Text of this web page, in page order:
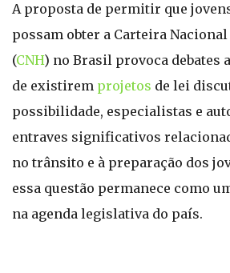
A proposta de permitir que
possam obter a Carteira
(CNH) no Brasil provoca debates
de existirem projetos de lei
possibilidade, especialistas e
entraves significativos
no trânsito e à preparação dos
essa questão permanece como
na agenda legislativa do país.